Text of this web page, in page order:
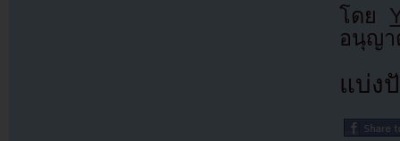
โดย
อนุญา
แบ่ง